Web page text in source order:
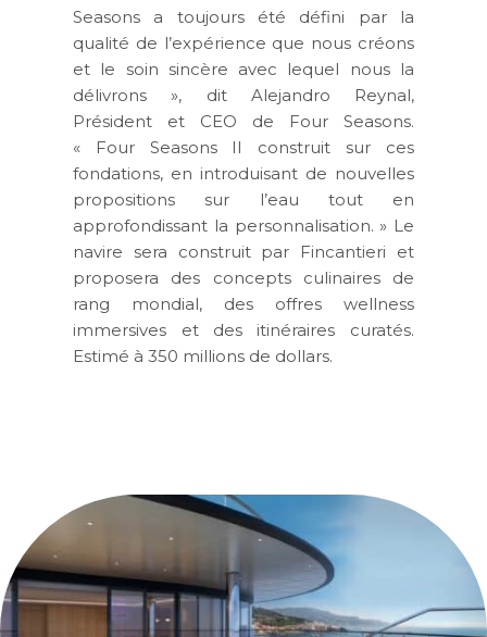
Seasons a toujours été défini par la
qualité de l’expérience que nous créons
et le soin sincère avec lequel nous la
délivrons », dit Alejandro Reynal,
Président et CEO de Four Seasons.
« Four Seasons II construit sur ces
fondations, en introduisant de nouvelles
propositions sur l’eau tout en
approfondissant la personnalisation. » Le
navire sera construit par Fincantieri et
proposera des concepts culinaires de
rang mondial, des offres wellness
immersives et des itinéraires curatés.
Estimé à 350 millions de dollars.